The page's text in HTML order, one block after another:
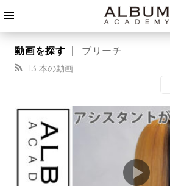
ブリーチ
13 本の動画